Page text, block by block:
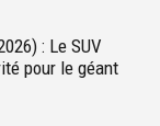
: Le SUV
pour le géant